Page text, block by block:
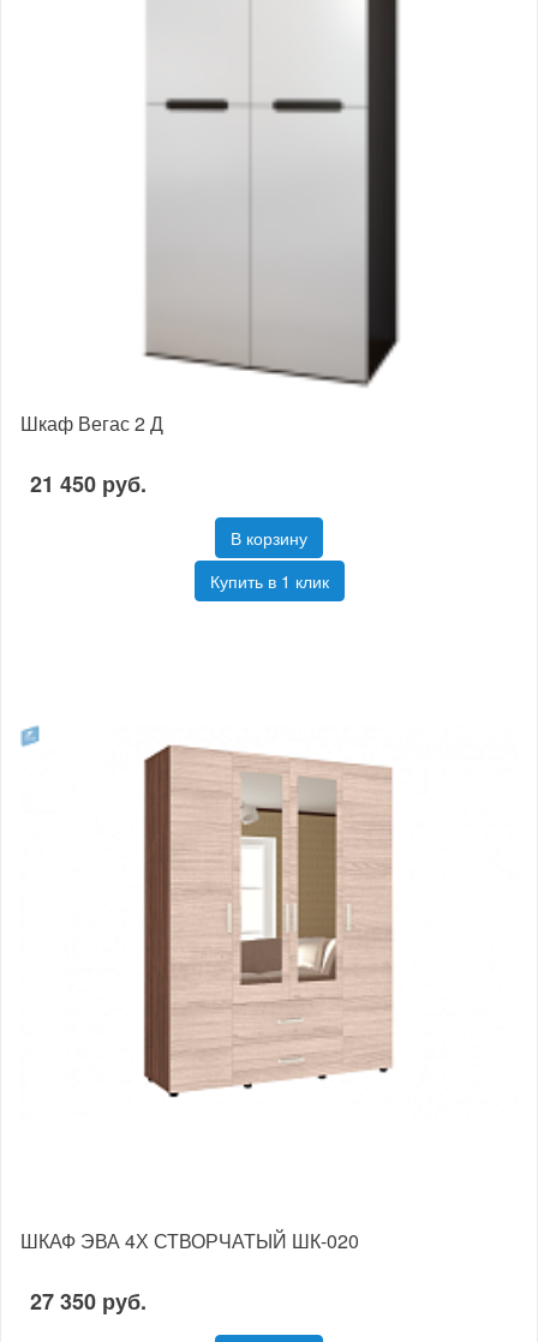
Шкаф Вегас 2 Д
21 450 руб.
В корзину
Купить в 1 клик
ШКАФ ЭВА 4Х СТВОРЧАТЫЙ ШК-020
27 350 руб.